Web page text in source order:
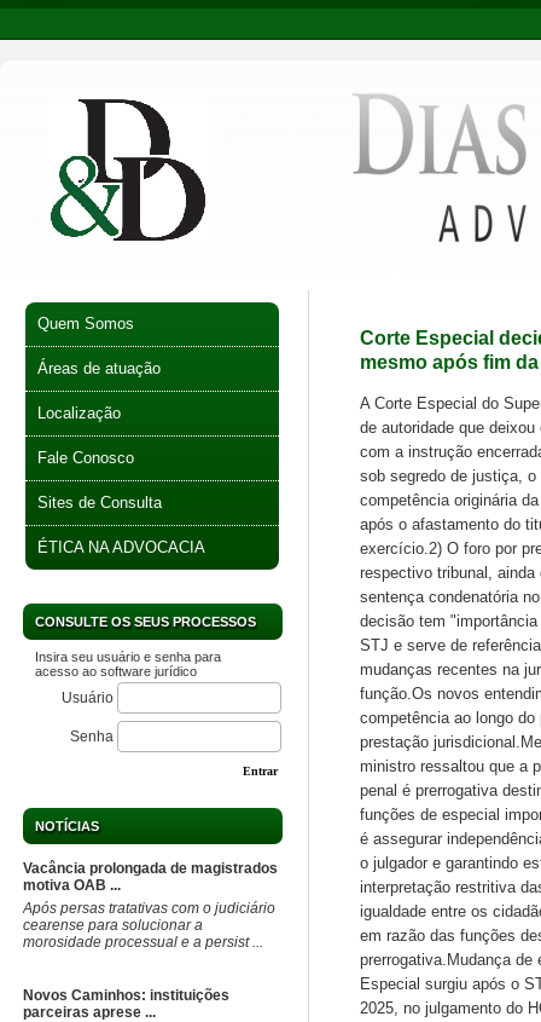
Quem Somos
Áreas de atuação
Localização
Fale Conosco
Sites de Consulta
ÉTICA NA ADVOCACIA
CONSULTE OS SEUS PROCESSOS
Insira seu usuário e senha para
acesso ao software jurídico
Usuário
Senha
Entrar
NOTÍCIAS
Vacância prolongada de magistrados
motiva OAB ...
Após persas tratativas com o judiciário
cearense para solucionar a
morosidade processual e a persist ...
Novos Caminhos: instituições
parceiras aprese ...
Corte Especial
mesmo após fim
A Corte Especial do
de autoridade que
com a instrução
sob segredo de justiça,
competência originária
após o afastamento do
exercício.2) O foro por
respectivo tribunal,
sentença condenatória
decisão tem
STJ e serve de
mudanças recentes na
função.Os novos
competência ao longo
prestação
ministro ressaltou que a
penal é prerrogativa
funções de especial
é assegurar
o julgador e garantindo
interpretação restritiva
igualdade entre os
em razão das funções
prerrogativa.Mudança de
Especial surgiu após o
2025, no julgamento do